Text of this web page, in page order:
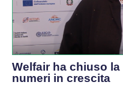
Welfair ha chiuso
numeri in crescita